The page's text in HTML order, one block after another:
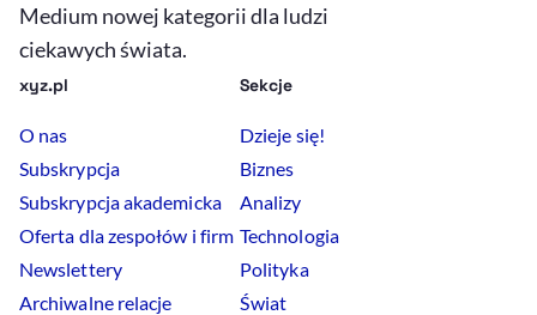
Medium nowej kategorii dla ludzi
ciekawych świata.
xyz.pl
O nas
Subskrypcja
Subskrypcja akademicka
Oferta dla zespołów i firm
Newslettery
Archiwalne relacje
Sekcje
Dzieje się!
Biznes
Analizy
Technologia
Polityka
Świat